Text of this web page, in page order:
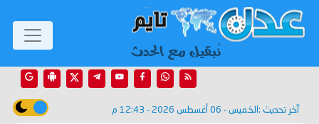
آخر تحديث : الخميس - 06 أغسطس 2026 - 12:43 م